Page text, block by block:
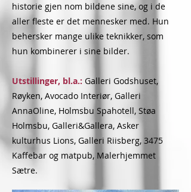
historie gjen nom bildene sine, og i de
aller fleste er det mennesker med. Hun
behersker mange ulike teknikker, som
hun kombinerer i sine bilder.
Utstillinger, bl.a.: Galleri Godshuset,
Røyken, Avocado Interiør, Galleri
AnnaOline, Holmsbu Spahotell, Støa
Holmsbu, Galleri&Gallera, Asker
kulturhus Lions, Galleri Riisberg, 3475
Kaffebar og matpub, Malerhjemmet
Sætre.